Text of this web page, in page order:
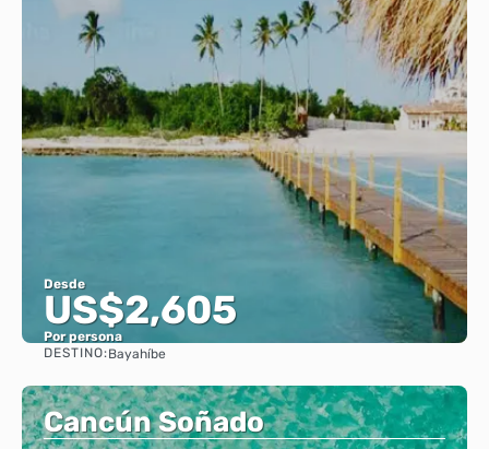
Desde
US$2,605
Por persona
DESTINO:Bayahíbe
Cancún Soñado